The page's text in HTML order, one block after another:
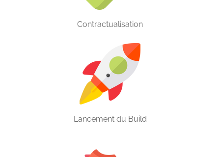
Contractualisation
Lancement du Build